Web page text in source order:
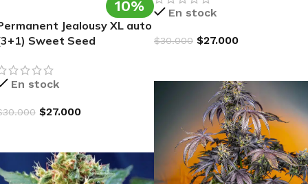
En stock
$30.000 $27.000
10%
Jealousy XL auto
Sweet Seed
En stock
30.000 $27.000